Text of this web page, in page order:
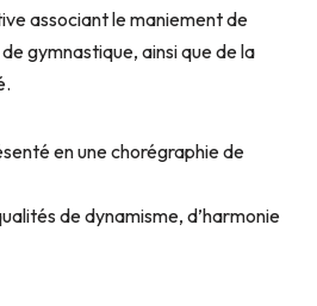
associant le maniement de
gymnastique, ainsi que de la
en une chorégraphie de
de dynamisme, d’harmonie